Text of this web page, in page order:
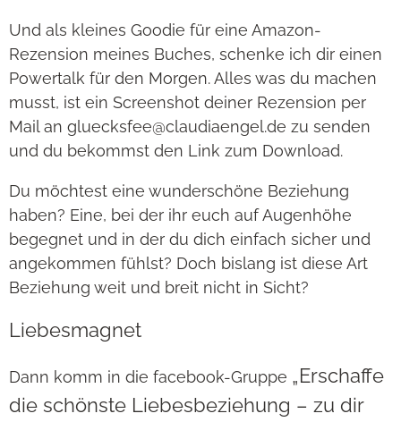
Und als kleines Goodie für eine Amazon-
Rezension meines Buches, schenke ich dir einen
Powertalk für den Morgen. Alles was du machen
musst, ist ein Screenshot deiner Rezension per
Mail an gluecksfee@claudiaengel.de zu senden
und du bekommst den Link zum Download.
Du möchtest eine wunderschöne Beziehung
haben? Eine, bei der ihr euch auf Augenhöhe
begegnet und in der du dich einfach sicher und
angekommen fühlst? Doch bislang ist diese Art
Beziehung weit und breit nicht in Sicht?
Liebesmagnet
Dann komm in die facebook-Gruppe „Erschaffe
die schönste Liebesbeziehung – zu dir